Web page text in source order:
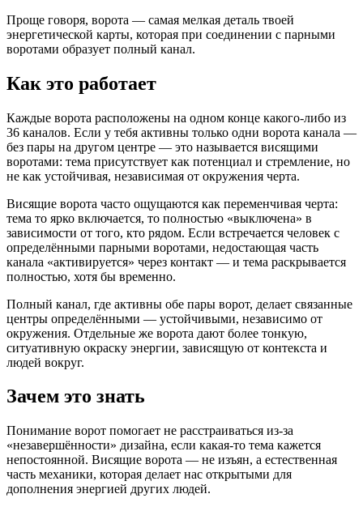
Проще говоря, ворота — самая мелкая деталь твоей
энергетической карты, которая при соединении с парными
воротами образует полный канал.
Как это работает
Каждые ворота расположены на одном конце какого-либо из
36 каналов. Если у тебя активны только одни ворота канала —
без пары на другом центре — это называется висящими
воротами: тема присутствует как потенциал и стремление, но
не как устойчивая, независимая от окружения черта.
Висящие ворота часто ощущаются как переменчивая черта:
тема то ярко включается, то полностью «выключена» в
зависимости от того, кто рядом. Если встречается человек с
определёнными парными воротами, недостающая часть
канала «активируется» через контакт — и тема раскрывается
полностью, хотя бы временно.
Полный канал, где активны обе пары ворот, делает связанные
центры определёнными — устойчивыми, независимо от
окружения. Отдельные же ворота дают более тонкую,
ситуативную окраску энергии, зависящую от контекста и
людей вокруг.
Зачем это знать
Понимание ворот помогает не расстраиваться из-за
«незавершённости» дизайна, если какая-то тема кажется
непостоянной. Висящие ворота — не изъян, а естественная
часть механики, которая делает нас открытыми для
дополнения энергией других людей.